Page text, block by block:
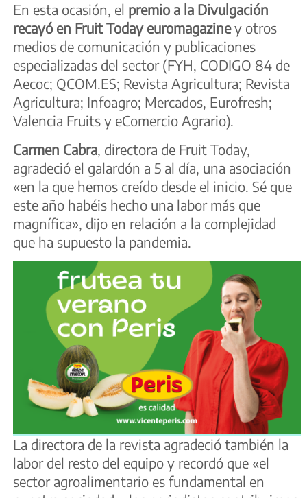
En esta ocasión, el premio a la Divulgación
recayó en Fruit Today euromagaziney otros
medios de comunicación y publicaciones
especializadas del sector (FYH, CODIGO 84 de
Aecoc; QCOM.ES; Revista Agricultura; Revista
Agricultura; Infoagro; Mercados, Eurofresh;
Valencia Fruits y eComercio Agrario).
Carmen Cabra , directora de Fruit Today,
agradeció el galardón a 5 al día, una asociación
«en la que hemos creído desde el inicio. Sé que
este año habéis hecho una labor más que
magnífica», dijo en relación a la complejidad
que ha supuesto la pandemia.
La directora de la revista agradeció también la
labor del resto del equipo y recordó que «el
sector agroalimentario es fundamental en